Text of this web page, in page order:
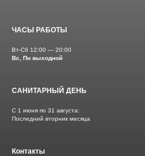
ЧАСЫ РАБОТЫ
Вт-Сб 12:00 — 20:00
Вс,
Пн выходной
САНИТАРНЫЙ ДЕНЬ
С 1 июня по 31 августа:
Последний вторник месяца
Контакты